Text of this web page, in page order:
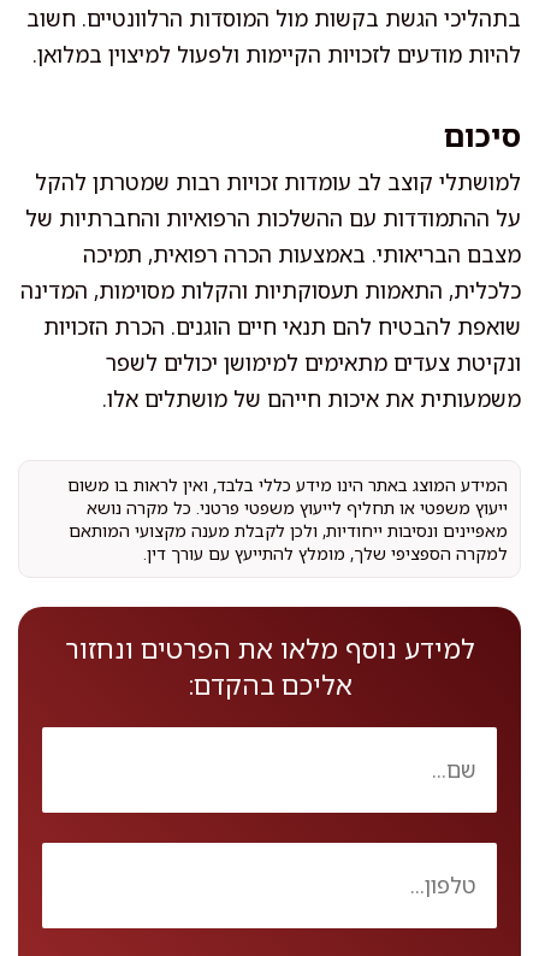
בתהליכי הגשת בקשות מול המוסדות הרלוונטיים. חשוב
להיות מודעים לזכויות הקיימות ולפעול למיצוין במלואן.
סיכום
למושתלי קוצב לב עומדות זכויות רבות שמטרתן להקל
על ההתמודדות עם ההשלכות הרפואיות והחברתיות של
מצבם הבריאותי. באמצעות הכרה רפואית, תמיכה
כלכלית, התאמות תעסוקתיות והקלות מסוימות, המדינה
שואפת להבטיח להם תנאי חיים הוגנים. הכרת הזכויות
ונקיטת צעדים מתאימים למימושן יכולים לשפר
משמעותית את איכות חייהם של מושתלים אלו.
המידע המוצג באתר הינו מידע כללי בלבד, ואין לראות בו משום
ייעוץ משפטי או תחליף לייעוץ משפטי פרטני. כל מקרה נושא
מאפיינים ונסיבות ייחודיות, ולכן לקבלת מענה מקצועי המותאם
למקרה הספציפי שלך, מומלץ להתייעץ עם עורך דין.
למידע נוסף מלאו את הפרטים ונחזור
אליכם בהקדם: